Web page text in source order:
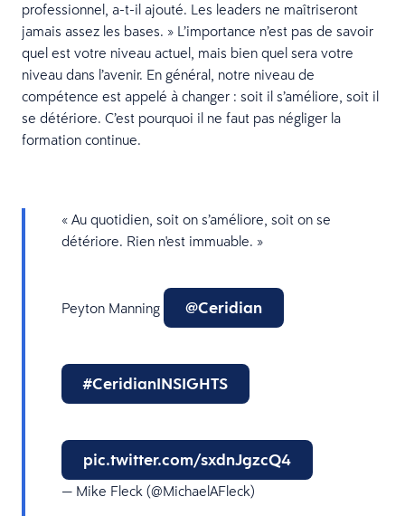
professionnel, a-t-il ajouté. Les leaders ne maîtriseront
jamais assez les bases. » L’importance n’est pas de savoir
quel est votre niveau actuel, mais bien quel sera votre
niveau dans l’avenir. En général, notre niveau de
compétence est appelé à changer : soit il s’améliore, soit il
se détériore. C’est pourquoi il ne faut pas négliger la
formation continue.
« Au quotidien, soit on s’améliore, soit on se
détériore. Rien n'est immuable. »
Peyton Manning @Ceridian
#CeridianINSIGHTS
pic.twitter.com/sxdnJgzcQ4
— Mike Fleck (@MichaelAFleck)